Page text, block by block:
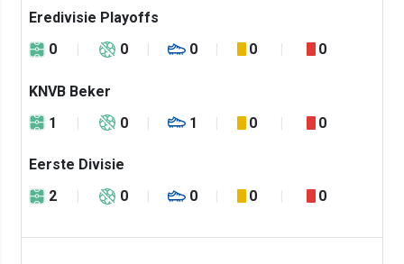
Eredivisie Playoffs
0
0 0 0 0
KNVB Beker
1
0 1 0 0
Eerste Divisie
2
0 0 0 0